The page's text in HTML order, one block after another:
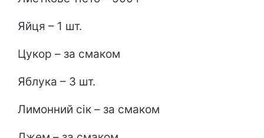
Яйця – 1 шт.
Цукор – за смаком
Яблука – 3 шт.
Лимонний сік – за смаком